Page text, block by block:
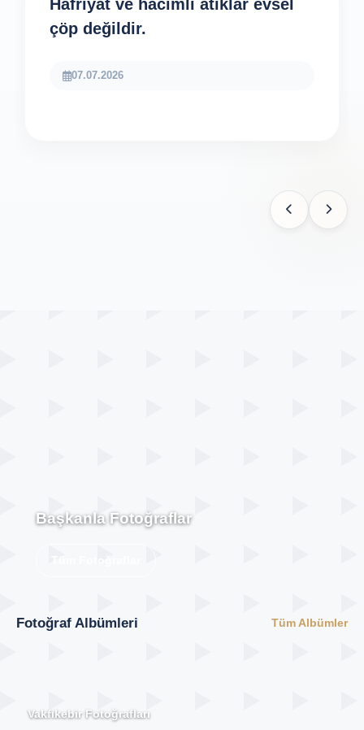
Hafriyat ve hacimli atıklar evsel
çöp değildir.
07.07.2026
Başkanla Fotoğraflar
Fotoğraf Albümleri Tüm Albümler
Vakfıkebir Fotoğrafları